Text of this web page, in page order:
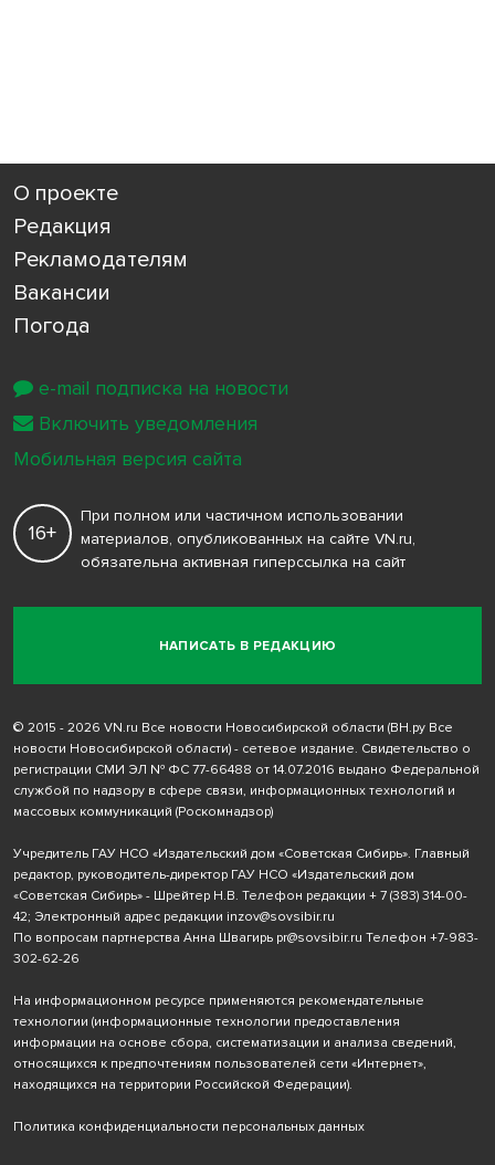
О проекте
Редакция
Рекламодателям
Вакансии
Погода
НАПИСАТЬ В РЕДАКЦИЮ
16+
При полном или частичном использовании
материалов, опубликованных на сайте VN.ru,
обязательна активная гиперссылка на сайт
© 2015 - 2026 VN.ru Все новости Новосибирской области (ВН.ру Все
новости Новосибирской области) - сетевое издание. Свидетельство о
регистрации СМИ ЭЛ № ФС 77-66488 от 14.07.2016 выдано Федеральной
службой по надзору в сфере связи, информационных технологий и
массовых коммуникаций (Роскомнадзор)
Учредитель ГАУ НСО «Издательский дом «Советская Сибирь». Главный
редактор, руководитель-директор ГАУ НСО «Издательский дом
«Советская Сибирь» - Шрейтер Н.В. Телефон редакции + 7 (383) 314-00-
42; Электронный адрес редакции inzov@sovsibir.ru
По вопросам партнерства Анна Швагирь pr@sovsibir.ru Телефон +7-983-
302-62-26
На информационном ресурсе применяются рекомендательные
технологии (информационные технологии предоставления
информации на основе сбора, систематизации и анализа сведений,
относящихся к предпочтениям пользователей сети «Интернет»,
находящихся на территории Российской Федерации).
Политика конфиденциальности персональных данных
e-mail подписка на новости
Включить уведомления
Мобильная версия сайта